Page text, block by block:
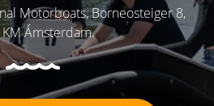
Motorboats, Borneosteiger 8,
Ámsterdam.